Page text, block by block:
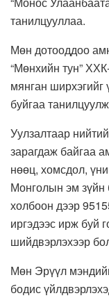
танилцууллаа.
Мөн дотооддоо
“Мөнхийн тун”
мянган ширхэгийг
буйгаа
Уулзалтаар
зарагдаж байгаа
нөөц, хомсдол,
Монголын эм зүйн
холбоон дээр
иргэдээс ирж буй
шийдвэрлэхээр
Мөн Эрүүл
бодис